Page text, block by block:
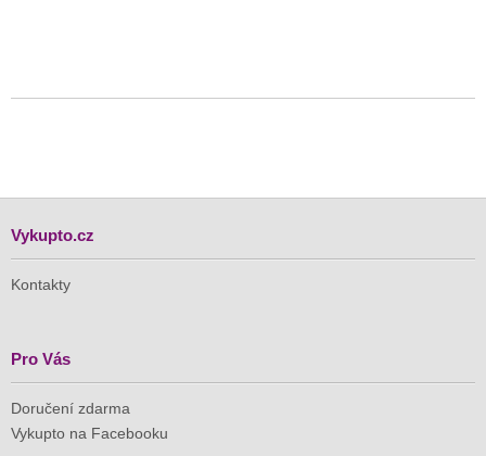
Vykupto.cz
Kontakty
Pro Vás
Doručení zdarma
Vykupto na Facebooku